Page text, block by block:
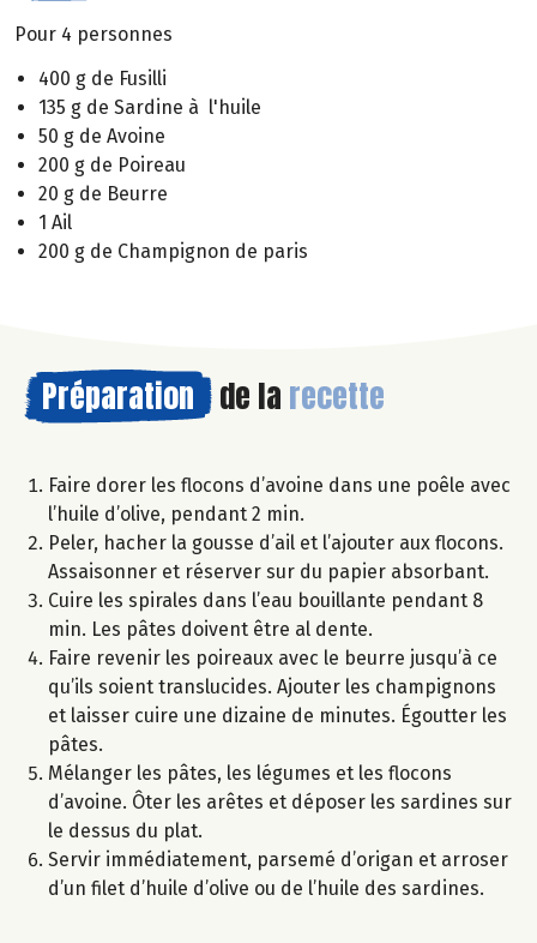
Pour 4 personnes
400 g de Fusilli
135 g de Sardine à l'huile
50 g de Avoine
200 g de Poireau
20 g de Beurre
1 Ail
200 g de Champignon de paris
Préparation de la recette
Faire dorer les flocons d’avoine dans une poêle avec
l’huile d’olive, pendant 2 min.
Peler, hacher la gousse d’ail et l’ajouter aux flocons.
Assaisonner et réserver sur du papier absorbant.
Cuire les spirales dans l’eau bouillante pendant 8
min. Les pâtes doivent être al dente.
Faire revenir les poireaux avec le beurre jusqu’à ce
qu’ils soient translucides. Ajouter les champignons
et laisser cuire une dizaine de minutes. Égoutter les
pâtes.
Mélanger les pâtes, les légumes et les flocons
d’avoine. Ôter les arêtes et déposer les sardines sur
le dessus du plat.
Servir immédiatement, parsemé d’origan et arroser
d’un filet d’huile d’olive ou de l’huile des sardines.